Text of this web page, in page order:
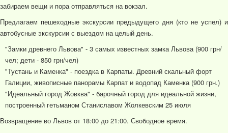
забираем вещи и пора отправляться на вокзал.
Предлагаем пешеходные экскурсии предыдущего дня (кто не успел) и
автобусные экскурсии с выездом на целый день.
"Замки древнего Львова" - 3 самых известных замка Львова (900 грн/
чел; дети - 850 грн/чел)
"Тустань и Каменка" - поездка в Карпаты. Древний скальный форт
Галиции, живописные панорамы Карпат и водопад Каменка (900 грн.)
"Идеальный город Жовква" - барочный город для идеальной жизни,
построенный гетьманом Станиславом Жолкевским 25 июля
Возвращение во Львов от 18:00 до 21:00. Свободное время.